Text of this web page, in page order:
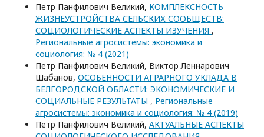
Петр Панфилович Великий, КОМПЛЕКСНОСТЬ
ЖИЗНЕУСТРОЙСТВА СЕЛЬСКИХ СООБЩЕСТВ:
СОЦИОЛОГИЧЕСКИЕ АСПЕКТЫ ИЗУЧЕНИЯ ,
Региональные агросистемы: экономика и
социология: № 4 (2021)
Петр Панфилович Великий, Виктор Леннарович
Шабанов, ОСОБЕННОСТИ АГРАРНОГО УКЛАДА В
БЕЛГОРОДСКОЙ ОБЛАСТИ: ЭКОНОМИЧЕСКИЕ И
СОЦИАЛЬНЫЕ РЕЗУЛЬТАТЫ , Региональные
агросистемы: экономика и социология: № 4 (2019)
Петр Панфилович Великий, АКТУАЛЬНЫЕ АСПЕКТЫ